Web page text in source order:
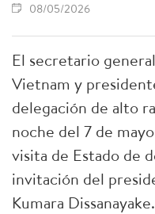
08/05/2026
El secretario
Vietnam y
delegación de alto
noche del 7 de
visita de Estado de
invitación del
Kumara Dissanayake.